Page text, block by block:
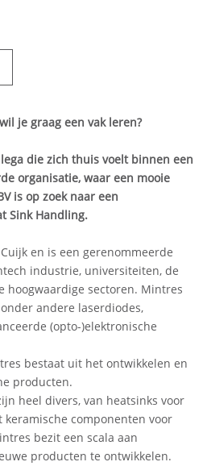
je graag een vak leren?
die zich thuis voelt binnen een
organisatie, waar een mooie
is op zoek naar een
Sink Handling.
en is een gerenommeerde
industrie, universiteiten, de
hoogwaardige sectoren. Mintres
andere laserdiodes,
(opto-)elektronische
bestaat uit het ontwikkelen en
producten.
heel divers, van heatsinks voor
componenten voor
bezit een scala aan
producten te ontwikkelen.